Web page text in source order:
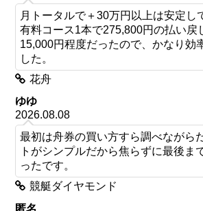
月トータルで＋30万円以上は安定し
有料コース1本で275,800円の払い戻
15,000円程度だったので、かなり効
した。
花舟
ゆゆ
2026.08.08
最初は舟券の買い方すら調べながら
トがシンプルだから焦らずに最後ま
ったです。
競艇ダイヤモンド
匿名